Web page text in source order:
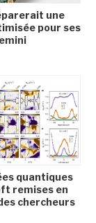
une
pour ses
quantiques
remises en
chercheurs